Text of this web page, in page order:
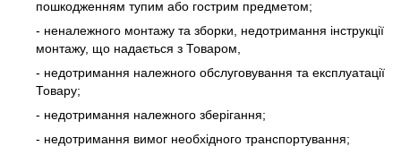
пошкодженням тупим або гострим предметом;
- неналежного монтажу та зборки, недотримання інструкції
монтажу, що надається з Товаром,
- недотримання належного обслуговування та експлуатації
Товару;
- недотримання належного зберігання;
- недотримання вимог необхідного транспортування;